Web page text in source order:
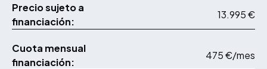
Precio sujeto a
financiación:
13.995 €
Cuota mensual
financiación:
475 €/mes